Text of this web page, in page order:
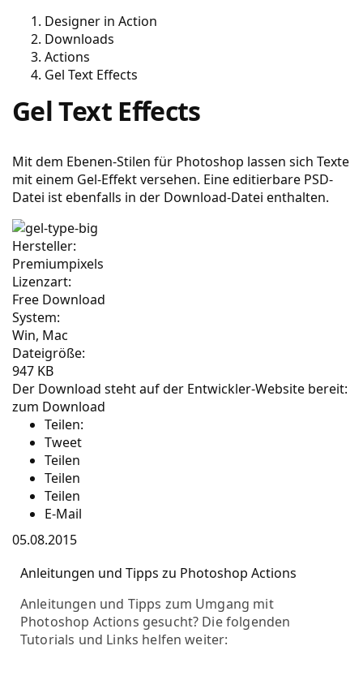
Designer in Action
Downloads
Actions
Gel Text Effects
Gel Text Effects
Mit dem Ebenen-Stilen für Photoshop lassen sich Texte
mit einem Gel-Effekt versehen. Eine editierbare PSD-
Datei ist ebenfalls in der Download-Datei enthalten.
Hersteller:
Premiumpixels
Lizenzart:
Free Download
System:
Win, Mac
Dateigröße:
947 KB
Der Download steht auf der Entwickler-Website bereit:
zum Download
Teilen:
Tweet
Teilen
Teilen
Teilen
E-Mail
05.08.2015
Anleitungen und Tipps zu Photoshop Actions
Anleitungen und Tipps zum Umgang mit
Photoshop Actions gesucht? Die folgenden
Tutorials und Links helfen weiter: